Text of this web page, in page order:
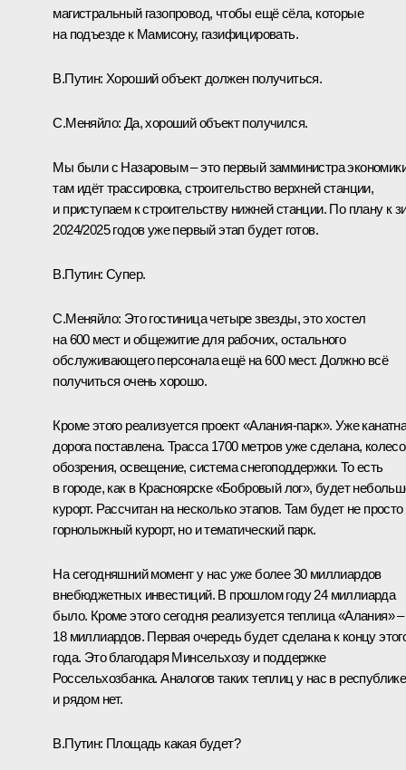
магистральный газопровод, чтобы ещё сёла, которые
на подъезде к Мамисону, газифицировать.
В.Путин: Хороший объект должен получиться.
С.Меняйло: Да, хороший объект получился.
Мы были с Назаровым – это первый замминистра
там идёт трассировка, строительство верхней станции,
и приступаем к строительству нижней станции. По плану к
2024/2025 годов уже первый этап будет готов.
В.Путин: Супер.
С.Меняйло: Это гостиница четыре звезды, это хостел
на 600 мест и общежитие для рабочих, остального
обслуживающего персонала ещё на 600 мест. Должно всё
получиться очень хорошо.
Кроме этого реализуется проект «Алания-парк». Уже
дорога поставлена. Трасса 1700 метров уже сделана, колесо
обозрения, освещение, система снегоподдержки. То есть
в городе, как в Красноярске «Бобровый лог», будет
курорт. Рассчитан на несколько этапов. Там будет не просто
горнолыжный курорт, но и тематический парк.
На сегодняшний момент у нас уже более 30 миллиардов
внебюджетных инвестиций. В прошлом году 24 миллиарда
было. Кроме этого сегодня реализуется теплица «Алания» –
18 миллиардов. Первая очередь будет сделана к концу
года. Это благодаря Минсельхозу и поддержке
Россельхозбанка. Аналогов таких теплиц у нас в республике
и рядом нет.
В.Путин: Площадь какая будет?